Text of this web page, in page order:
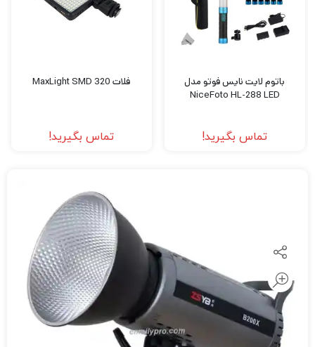
باتوم لایت نایس فوتو مدل
NiceFoto HL-288 LED
تماس بگیرید!
فلات MaxLight SMD 320
تماس بگیرید!